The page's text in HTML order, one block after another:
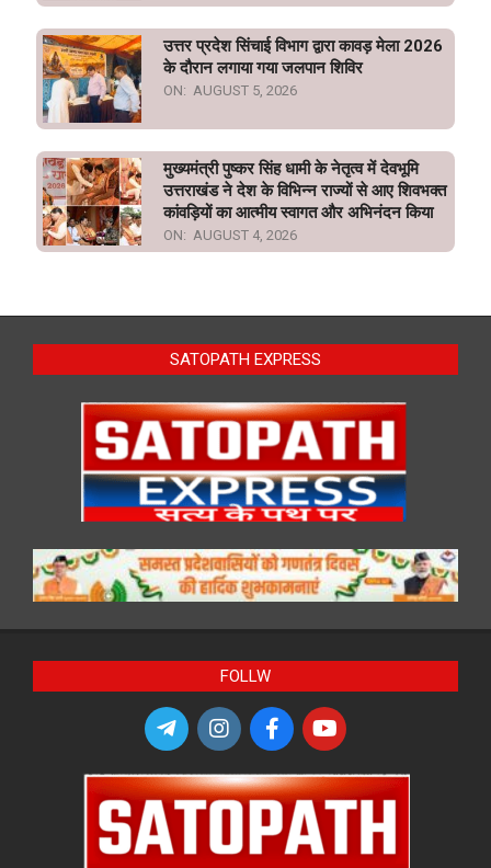
उत्तर प्रदेश सिंचाई विभाग द्वारा कावड़ मेला 2026
के दौरान लगाया गया जलपान शिविर
ON: AUGUST 5, 2026
मुख्यमंत्री पुष्कर सिंह धामी के नेतृत्व में देवभूमि
उत्तराखंड ने देश के विभिन्न राज्यों से आए शिवभक्त
कांवड़ियों का आत्मीय स्वागत और अभिनंदन किया
ON: AUGUST 4, 2026
SATOPATH EXPRESS
FOLLW